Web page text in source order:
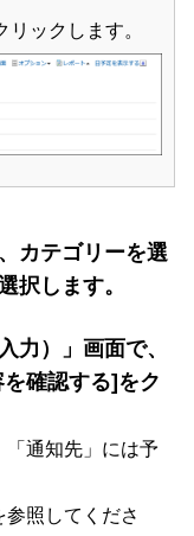
ックします。
カテゴリーを選
択します。
力）」画面で、
確認する]をク
「通知先」には予
参照してくださ